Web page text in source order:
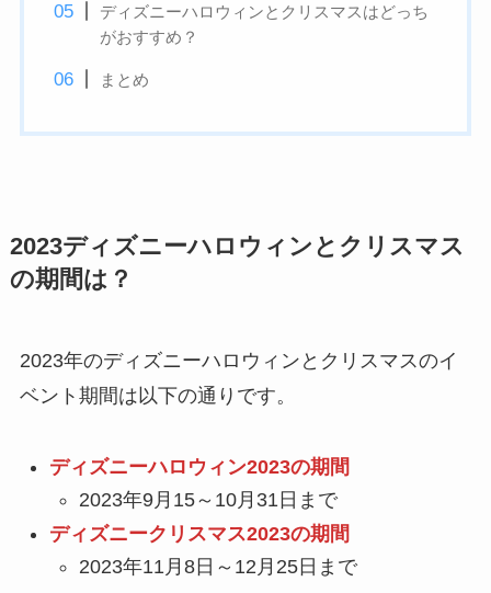
ディズニーハロウィンとクリスマスはどっち
がおすすめ？
まとめ
2023ディズニーハロウィンとクリスマス
の期間は？
2023年のディズニーハロウィンとクリスマスのイ
ベント期間は以下の通りです。
ディズニーハロウィン2023の期間
2023年9月15～10月31日まで
ディズニークリスマス2023の期間
2023年11月8日～12月25日まで